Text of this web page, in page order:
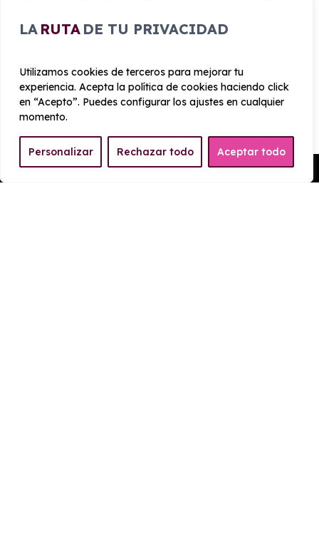
LA RUTA DE TU PRIVACIDAD
Utilizamos cookies de terceros para mejorar tu
experiencia. Acepta la política de cookies haciendo click
en “Acepto”. Puedes configurar los ajustes en cualquier
momento.
Personalizar Rechazar todo Aceptar todo
Aceleración Tracción
CONSUMO Y EMISIONES
123 g/km
Pedir Presupuesto